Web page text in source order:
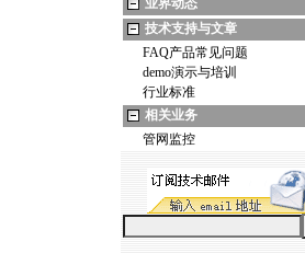
技术支持与文章
FAQ产品常见问题
demo演示与培训
行业标准
相关业务
管网监控